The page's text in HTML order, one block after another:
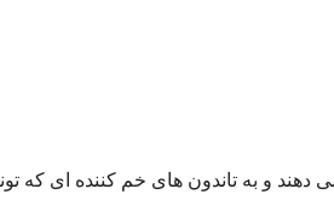
و به تاندون های خم کننده ای که